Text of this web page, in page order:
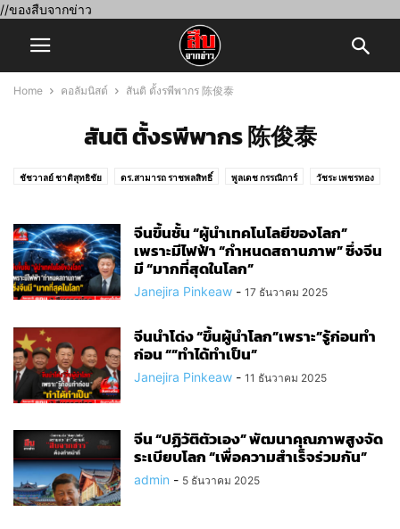
//ของสืบจากข่าว
Home คอลัมนิสต์ สันติ ตั้งรพีพากร 陈俊泰
สันติ ตั้งรพีพากร 陈俊泰
ชัชวาลย์ ชาติสุทธิชัย ดร.สามารถ ราชพลสิทธิ์ พูลเดช กรรณิการ์ วัชระ เพชรทอง
สุคนธ์ ชัยอารีย์ สุรชา บุญเปี่ยม อยากเจอ
จีนขึ้นชั้น “ผู้นำเทคโนโลยีของโลก”
เพราะมีไฟฟ้า “กำหนดสถานภาพ” ซึ่งจีน
มี “มากที่สุดในโลก”
Janejira Pinkeaw - 17 ธันวาคม 2025
จีนนำโด่ง “ขึ้นผู้นำโลก”เพราะ”รู้​ก่อน​ทำ​
ก่อน​ “”ทำได้​ทำเป็น”
Janejira Pinkeaw - 11 ธันวาคม 2025
จีน “ปฏิวัติตัวเอง” พัฒนาคุณภาพสูงจัด
ระเบียบโลก “เพื่อความสำเร็จร่วมกัน”
admin - 5 ธันวาคม 2025